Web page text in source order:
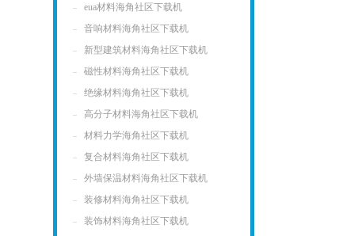
eua材料海角社区下载机
音响材料海角社区下载机
新型建筑材料海角社区下载机
磁性材料海角社区下载机
绝缘材料海角社区下载机
高分子材料海角社区下载机
材料力学海角社区下载机
复合材料海角社区下载机
外墙保温材料海角社区下载机
装修材料海角社区下载机
装饰材料海角社区下载机